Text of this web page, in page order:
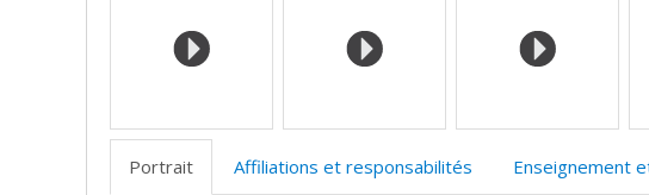
Portrait Affiliations et responsabilités Enseignement